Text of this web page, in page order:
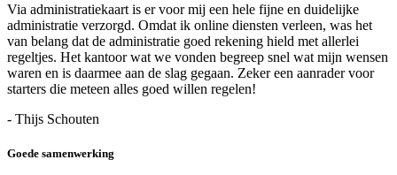
Via administratiekaart is er voor mij een hele fijne en duidelijke
administratie verzorgd. Omdat ik online diensten verleen, was het
van belang dat de administratie goed rekening hield met allerlei
regeltjes. Het kantoor wat we vonden begreep snel wat mijn wensen
waren en is daarmee aan de slag gegaan. Zeker een aanrader voor
starters die meteen alles goed willen regelen!
- Thijs Schouten
Goede samenwerking